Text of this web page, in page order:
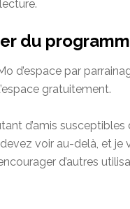
du
d’espace par
gratuitement.
d’amis
devez voir au-delà, et
d’autres